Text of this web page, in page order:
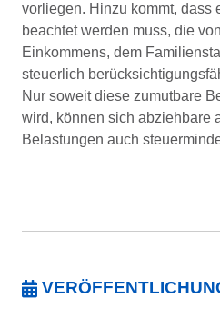
vorliegen. Hinzu kommt, dass
beachtet werden muss, die
Einkommens, dem
steuerlich
Nur soweit diese zumutbare
wird, können sich abziehbare
Belastungen auch